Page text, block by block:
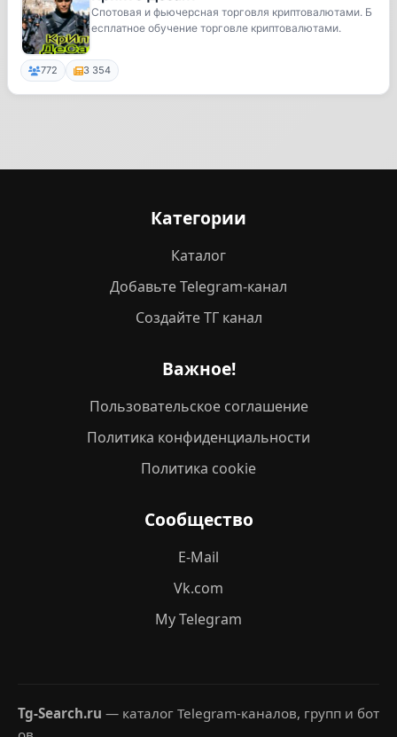
Спотовая и фьючерсная торговля криптовалютами. Б
есплатное обучение торговле криптовалютами.
772 3 354
Категории
Каталог
Добавьте Telegram-канал
Создайте ТГ канал
Важное!
Пользовательское соглашение
Политика конфиденциальности
Политика cookie
Сообщество
E-Mail
Vk.com
My Telegram
Tg-Search.ru — каталог Telegram-каналов, групп и бот